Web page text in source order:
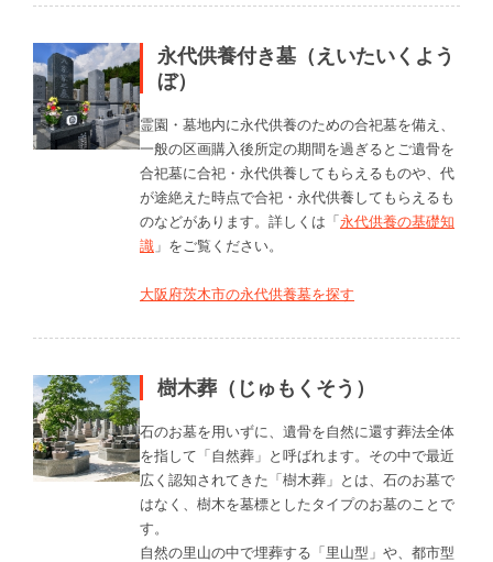
永代供養付き墓（えいたいくよう
ぼ）
霊園・墓地内に永代供養のための合祀墓を備え、
一般の区画購入後所定の期間を過ぎるとご遺骨を
合祀墓に合祀・永代供養してもらえるものや、代
が途絶えた時点で合祀・永代供養してもらえるも
のなどがあります。詳しくは「永代供養の基礎知
識 」をご覧ください。
大阪府茨木市の永代供養墓を探す
樹木葬（じゅもくそう）
石のお墓を用いずに、遺骨を自然に還す葬法全体
を指して「自然葬」と呼ばれます。その中で最近
広く認知されてきた「樹木葬」とは、石のお墓で
はなく、樹木を墓標としたタイプのお墓のことで
す。
自然の里山の中で埋葬する「里山型」や、都市型